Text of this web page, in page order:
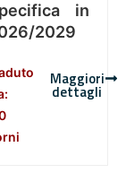
in
2029
Maggiori
dettagli